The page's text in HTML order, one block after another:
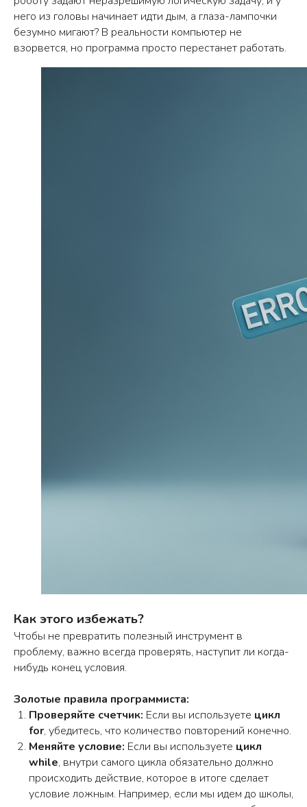
него из головы начинает идти дым, а глаза-лампочки
безумно мигают? В реальности компьютер не
взорвется, но программа просто перестанет работать.
Как этого избежать?
Чтобы не превратить полезный инструмент в
проблему, важно всегда проверять, наступит ли когда-
нибудь конец условия.
Золотые правила программиста:
Проверяйте счетчик: Если вы используете цикл
for, убедитесь, что количество повторений конечно.
Меняйте условие: Если вы используете цикл
while, внутри самого цикла обязательно должно
происходить действие, которое в итоге сделает
условие ложным. Например, если мы идем до школы,
ОСТАВИТЬ ЗАЯВКУ
курс и программу или составим
индивидуальный план занятий
Имя
Телефон
Учтём ваши пожелания и
сориентируем по цене после пробного
занятия
Подберём программу и запишем на
вводный урок
ребёнка и его интересы
ЗАПИСАТЬСЯ НА ЗАНЯТИЕ